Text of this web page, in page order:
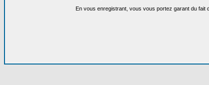
En vous enregistrant, vous vous portez garant du fait